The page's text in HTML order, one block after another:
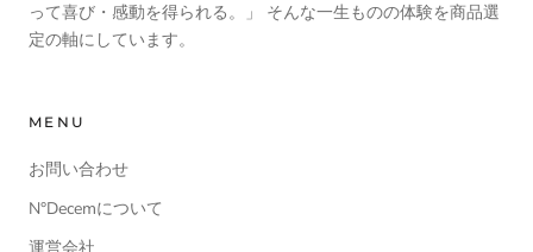
って喜び・感動を得られる。」 そんな一生ものの体験を商品選
定の軸にしています。
MENU
お問い合わせ
N°Decemについて